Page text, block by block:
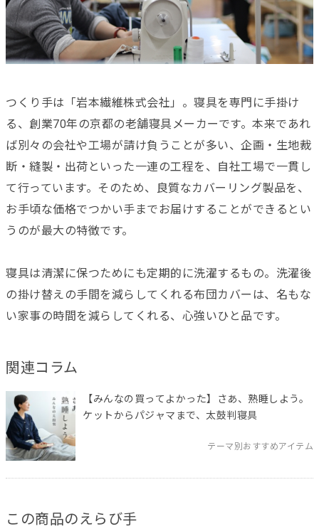
つくり手は「岩本繊維株式会社」。寝具を専門に手掛け
る、創業70年の京都の老舗寝具メーカーです。本来であれ
ば別々の会社や工場が請け負うことが多い、企画・生地裁
断・縫製・出荷といった一連の工程を、自社工場で一貫し
て行っています。そのため、良質なカバーリング製品を、
お手頃な価格でつかい手までお届けすることができるとい
うのが最大の特徴です。
寝具は清潔に保つためにも定期的に洗濯するもの。洗濯後
の掛け替えの手間を減らしてくれる布団カバーは、名もな
い家事の時間を減らしてくれる、心強いひと品です。
関連コラム
【みんなの買ってよかった】さあ、熟睡しよう。
ケットからパジャマまで、太鼓判寝具
テーマ別おすすめアイテム
この商品のえらび手